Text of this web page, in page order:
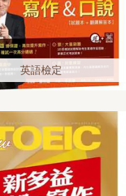
英語檢定